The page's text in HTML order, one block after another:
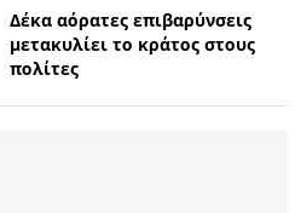
Δέκα αόρατες επιβαρύνσεις
μετακυλίει το κράτος στους
πολίτες